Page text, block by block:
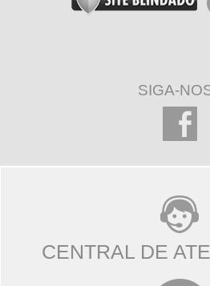
SIGA-
CENTRAL DE